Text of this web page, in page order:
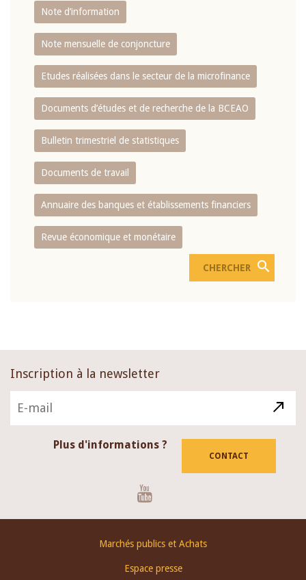
Note d’information
Note mensuelle de conjoncture
Etudes réalisées dans le secteur de la microfinance
Documents d’études et de recherche de la BCEAO
Bulletin trimestriel de statistiques
Documents de travail
Annuaire des banques et établissements financiers
Revue économique et monétaire
Inscription à la newsletter
Plus d'informations ?
CONTACT
Marchés publics et Achats
Espace presse